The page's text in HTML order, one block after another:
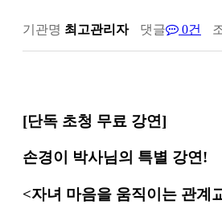
기관명 최고관리자 댓글 0건
[단독 초청 무료 강연]
손경이 박사님의 특별 강연!
<자녀 마음을 움직이는 관계